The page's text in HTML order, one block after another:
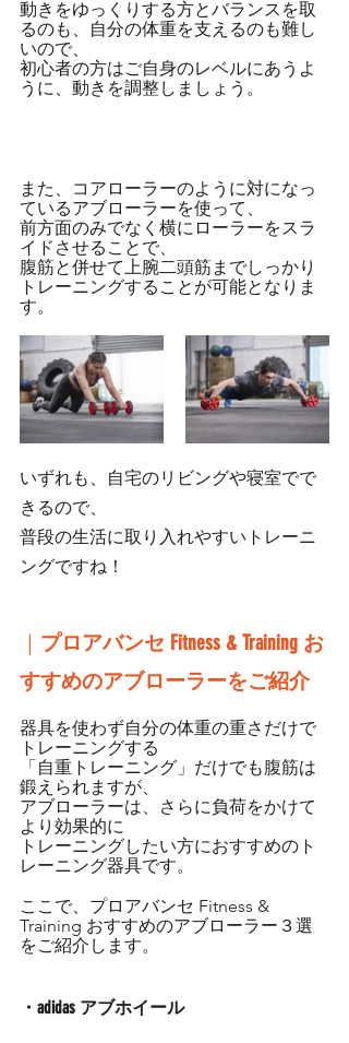
動きをゆっくりする方とバランスを取
るのも、自分の体重を支えるのも難し
いので、
初心者の方はご自身のレベルにあうよ
うに、動きを調整しましょう。
また、コアローラーのように対になっ
ているアブローラーを使って、
前方面のみでなく横にローラーをスラ
イドさせることで、
腹筋と併せて上腕二頭筋までしっかり
トレーニングすることが可能となりま
す。
いずれも、自宅のリビングや寝室でで
きるので、
普段の生活に取り入れやすいトレーニ
ングですね！
｜ プロアバンセ Fitness & Training お
すすめのアブローラーをご紹介
器具を使わず自分の体重の重さだけで
トレーニングする
「自重トレーニング」だけでも腹筋は
鍛えられますが、
アブローラーは、さらに負荷をかけて
より効果的に
トレーニングしたい方におすすめのト
レーニング器具です。
ここで、プロアバンセ Fitness &
Training おすすめのアブローラー３選
をご紹介します。
・adidas アブホイール